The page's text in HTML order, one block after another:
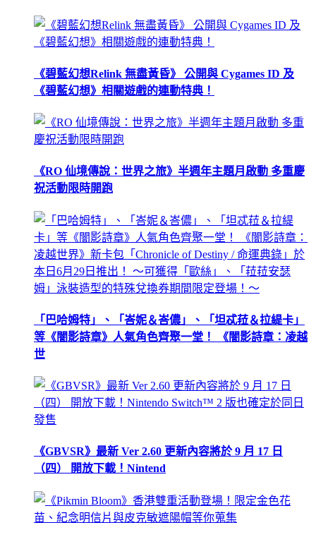
《碧藍幻想Relink 無盡黃昏》 公開與 Cygames ID 及
《碧藍幻想》相關遊戲的連動特典！
《RO 仙境傳說：世界之旅》半週年主題月啟動 多重慶
祝活動限時開跑
「巴哈姆特」、「峇妮＆峇儂」、「坦忒菈＆拉緹卡」
等《闇影詩章》人氣角色齊聚一堂！ 《闇影詩章：凌越
世
《GBVSR》最新 Ver 2.60 更新內容將於 9 月 17 日
（四） 開放下載！Nintend